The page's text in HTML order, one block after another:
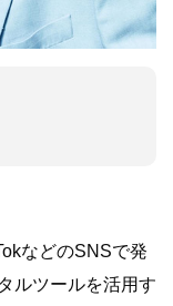
などのSNSで発
ルツールを活用す